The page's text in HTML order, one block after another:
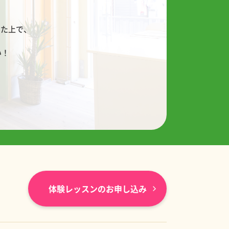
上で、
体験レッスンのお申し込み